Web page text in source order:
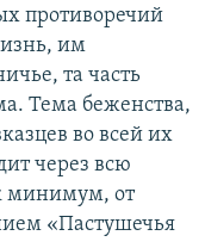
противоречий
им
та часть
Тема беженства,
во всей их
через всю
минимум, от
«Пастушечья